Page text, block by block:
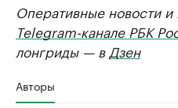
Оперативные новости
Telegram-канале РБК
лонгриды — в Дзен
Авторы